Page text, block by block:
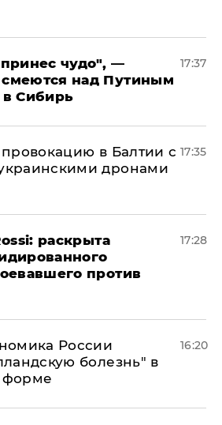
чудо", —
над Путиным
в Сибирь
17:37
провокацию в Балтии с
дронами
17:35
раскрыта
против
17:28
России
болезнь" в
форме
16:20